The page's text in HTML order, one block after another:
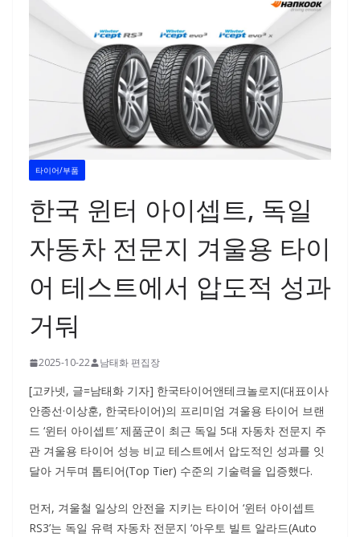
타이어/부품
한국 윈터 아이셉트, 독일
자동차 전문지 겨울용 타이
어 테스트에서 압도적 성과
거둬
2025-10-22 남태화 편집장
[고카넷, 글=남태화 기자] 한국타이어앤테크놀로지(대표이사
안종선·이상훈, 한국타이어)의 프리미엄 겨울용 타이어 브랜
드 ‘윈터 아이셉트’ 제품군이 최근 독일 5대 자동차 전문지 주
관 겨울용 타이어 성능 비교 테스트에서 압도적인 성과를 잇
달아 거두며 톱티어(Top Tier) 수준의 기술력을 입증했다.
먼저, 겨울철 일상의 안전을 지키는 타이어 ‘윈터 아이셉트
RS3’는 독일 유력 자동차 전문지 ‘아우토 빌트 알라드(Auto